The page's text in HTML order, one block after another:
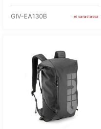
GIV-EA130B ei varastossa